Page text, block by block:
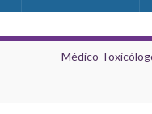
Médico